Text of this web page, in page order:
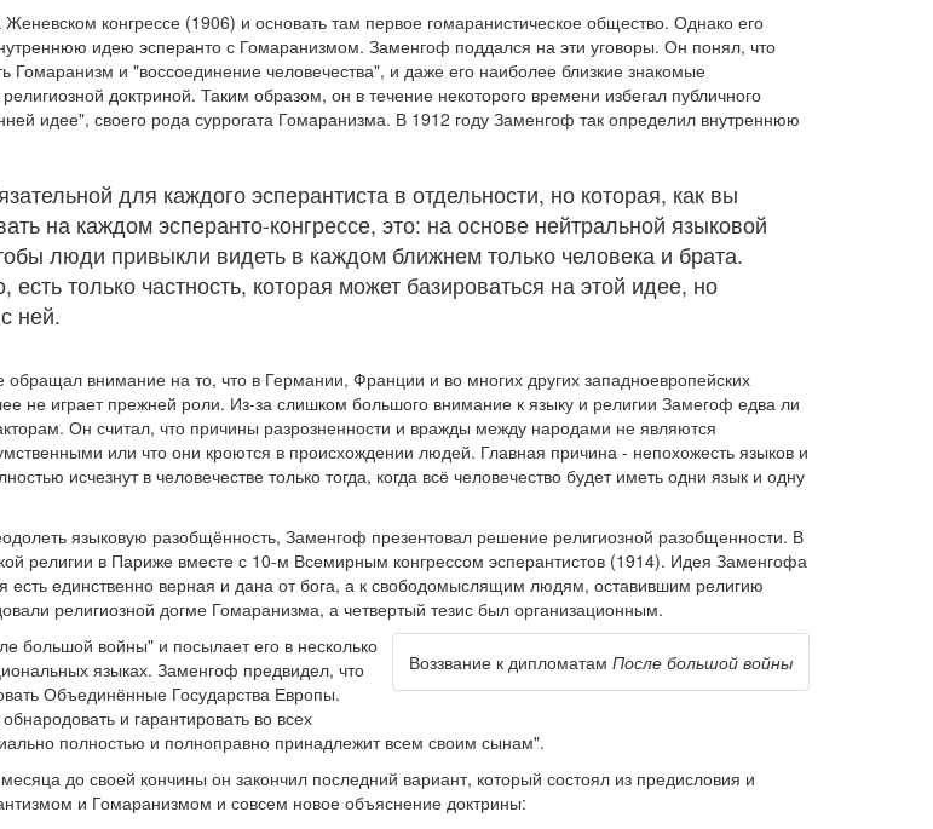
конгрессе (1906) и основать там первое гомаранистическое общество. Однако его
идею эсперанто с Гомаранизмом. Заменгоф поддался на эти уговоры. Он понял, что
и "воссоединение человечества", и даже его наиболее близкие знакомые
доктриной. Таким образом, он в течение некоторого времени избегал публичного
идее", своего рода суррогата Гомаранизма. В 1912 году Заменгоф так определил внутреннюю
для каждого эсперантиста в отдельности, но которая, как вы
на каждом эсперанто-конгрессе, это: на основе нейтральной языковой
люди привыкли видеть в каждом ближнем только человека и брата.
только частность, которая может базироваться на этой идее, но
ней.
внимание на то, что в Германии, Франции и во многих других западноевропейских
не играет прежней роли. Из-за слишком большого внимание к языку и религии Замегоф едва ли
Он считал, что причины разрозненности и вражды между народами не являются
или что они кроются в происхождении людей. Главная причина - непохожесть языков и
исчезнут в человечестве только тогда, когда всё человечество будет иметь одни язык и одну
языковую разобщённость, Заменгоф презентовал решение религиозной разобщенности. В
религии в Париже вместе с 10-м Всемирным конгрессом эсперантистов (1914). Идея Заменгофа
есть единственно верная и дана от бога, а к свободомыслящим людям, оставившим религию
религиозной догме Гомаранизма, а четвертый тезис был организационным.
Воззвание к дипломатам После большой войны
большой войны" и посылает его в несколько
языках. Заменгоф предвидел, что
Объединённые Государства Европы.
и гарантировать во всех
полностью и полноправно принадлежит всем своим сынам".
до своей кончины он закончил последний вариант, который состоял из предисловия и
и Гомаранизмом и совсем новое объяснение доктрины: